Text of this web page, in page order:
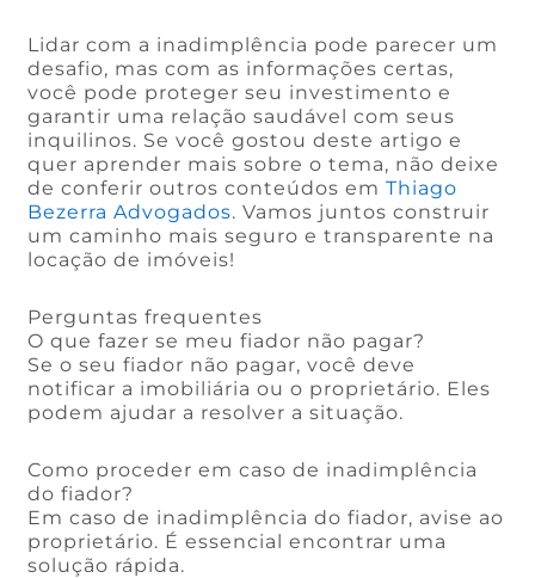
Lidar com a inadimplência pode parecer um
desafio, mas com as informações certas,
você pode proteger seu investimento e
garantir uma relação saudável com seus
inquilinos. Se você gostou deste artigo e
quer aprender mais sobre o tema, não deixe
de conferir outros conteúdos emThiago
Bezerra Advogados. Vamos juntos construir
um caminho mais seguro e transparente na
locação de imóveis!
Perguntas frequentes
O que fazer se meu fiador não pagar?
Se o seu fiador não pagar, você deve
notificar a imobiliária ou o proprietário. Eles
podem ajudar a resolver a situação.
Como proceder em caso de inadimplência
do fiador?
Em caso de inadimplência do fiador, avise ao
proprietário. É essencial encontrar uma
solução rápida.